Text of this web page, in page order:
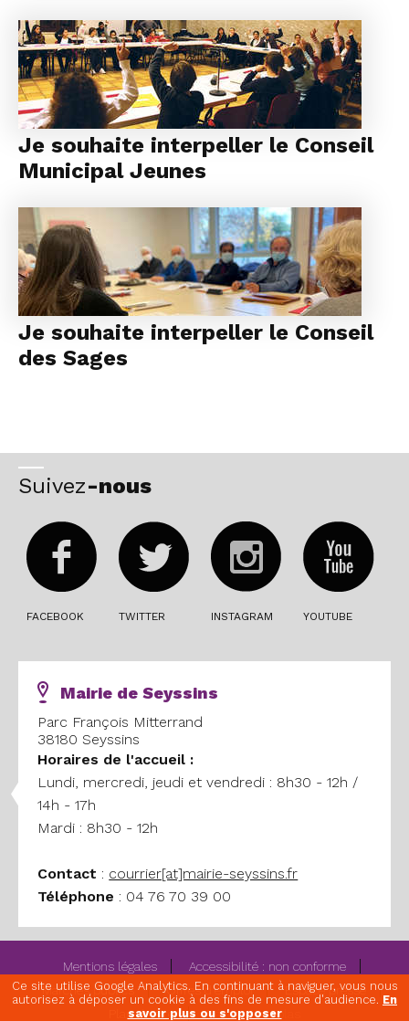
Ce site utilise Google Analytics. En continuant à naviguer, vous nous
autorisez à déposer un cookie à des fins de mesure d'audience. En
savoir plus ou s'opposer
Je souhaite interpeller le Conseil
Municipal Jeunes
Je souhaite interpeller le Conseil
des Sages
Suivez-nous
FACEBOOK TWITTER INSTAGRAM YOUTUBE
Mairie de Seyssins
Parc François Mitterrand
38180 Seyssins
Horaires de l'accueil :
Lundi, mercredi, jeudi et vendredi : 8h30 - 12h /
14h - 17h
Mardi : 8h30 - 12h
Contact : courrier[at]mairie-seyssins.fr
Téléphone : 04 76 70 39 00
Mentions légales
Accessibilité : non conforme
Marchés publics
Offres d'emploi
Espace presse
Plan de site
Réalisation Eolas